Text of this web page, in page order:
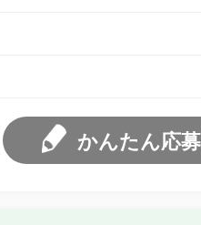
かんたん応募